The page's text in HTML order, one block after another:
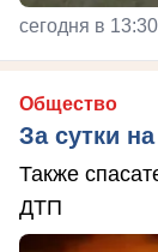
сегодня в 13:30
Общество
За сутки
Также
ДТП